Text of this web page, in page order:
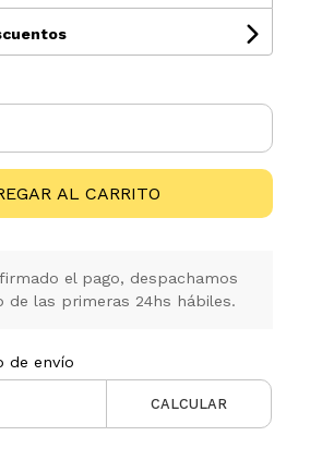
AL CARRITO
el pago, despachamos
de las primeras 24hs hábiles.
de envío
CALCULAR